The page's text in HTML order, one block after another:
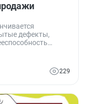
дефекты,
по каким
и как вернуть
229